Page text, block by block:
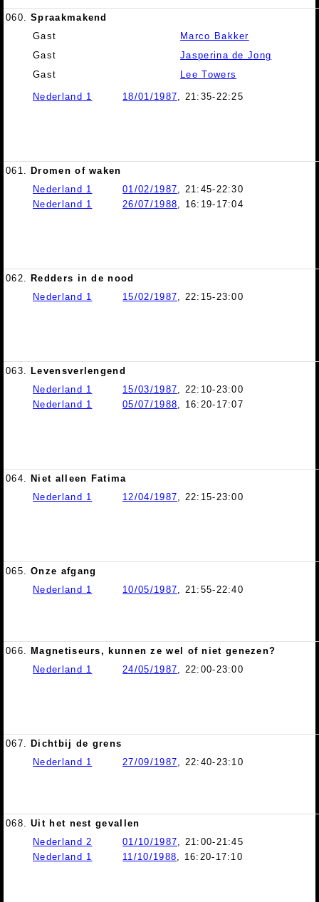
060. Spraakmakend
Gast
Marco Bakker
Gast
Jasperina de Jong
Gast
Lee Towers
Nederland 1 18/01/1987, 21:35-22:25
061. Dromen of waken
Nederland 1
01/02/1987, 21:45-22:30
Nederland 1
26/07/1988, 16:19-17:04
062. Redders in de nood
Nederland 1
15/02/1987, 22:15-23:00
063. Levensverlengend
Nederland 1
15/03/1987, 22:10-23:00
Nederland 1
05/07/1988, 16:20-17:07
064. Niet alleen Fatima
Nederland 1
12/04/1987, 22:15-23:00
065. Onze afgang
Nederland 1
10/05/1987, 21:55-22:40
066. Magnetiseurs, kunnen ze wel of niet genezen?
Nederland 1
24/05/1987, 22:00-23:00
067. Dichtbij de grens
Nederland 1
27/09/1987, 22:40-23:10
068. Uit het nest gevallen
Nederland 2
01/10/1987, 21:00-21:45
Nederland 1
11/10/1988, 16:20-17:10